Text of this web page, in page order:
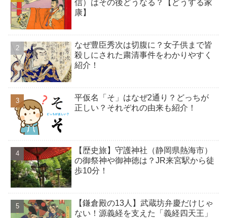
信）はその後どうなる？【どうする家
康】
なぜ豊臣秀次は切腹に？女子供まで皆
殺しにされた粛清事件をわかりやすく
紹介！
平仮名「そ」はなぜ2通り？どっちが
正しい？それぞれの由来も紹介！
【歴史旅】守護神社（静岡県熱海市）
の御祭神や御神徳は？JR来宮駅から徒
歩10分！
【鎌倉殿の13人】武蔵坊弁慶だけじゃ
ない！源義経を支えた「義経四天王」